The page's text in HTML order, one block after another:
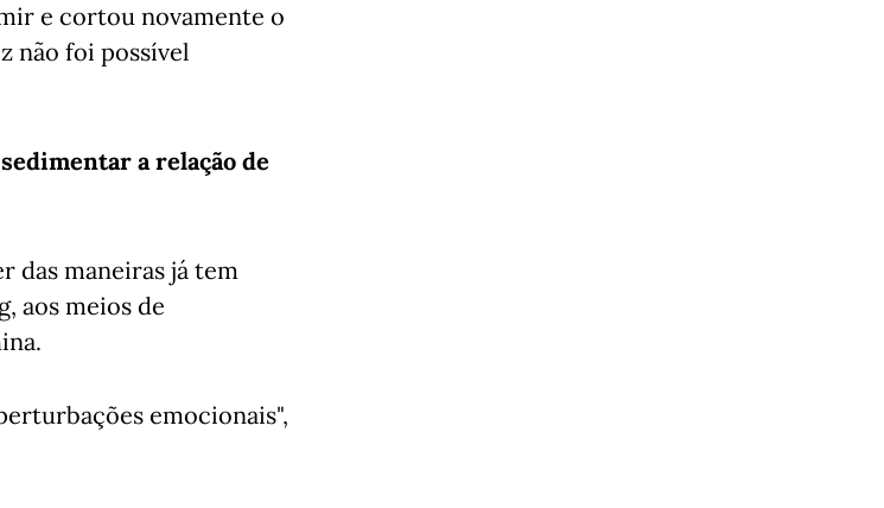
e cortou novamente o
não foi possível
a relação de
das maneiras já tem
aos meios de
emocionais",